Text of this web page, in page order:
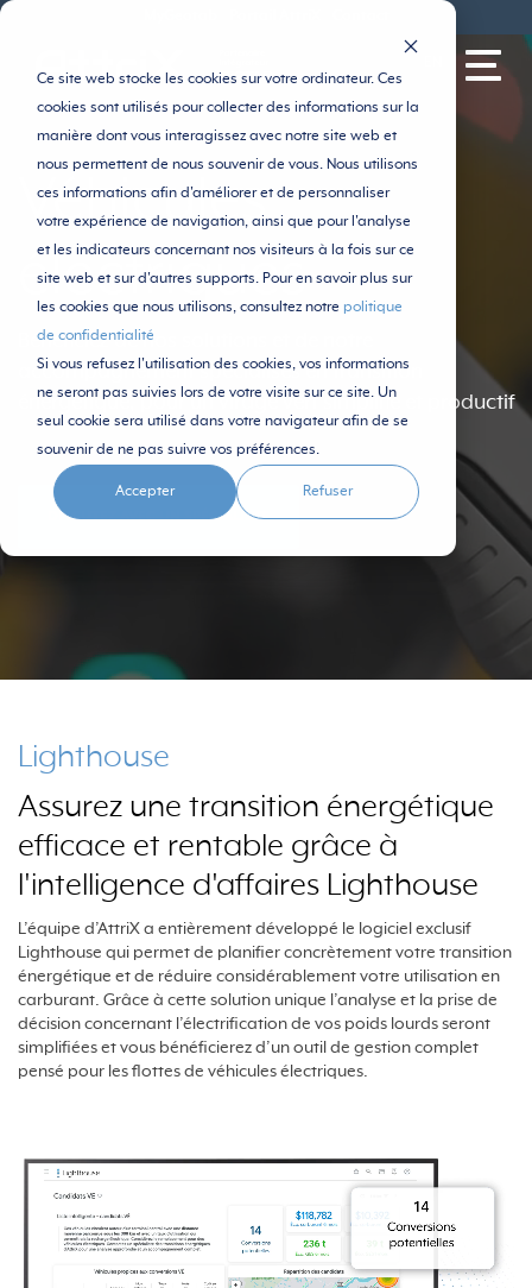
Ce site web stocke les cookies sur votre ordinateur. Ces
cookies sont utilisés pour collecter des informations sur la
manière dont vous interagissez avec notre site web et
nous permettent de nous souvenir de vous. Nous utilisons
ces informations afin d'améliorer et de personnaliser
votre expérience de navigation, ainsi que pour l'analyse
et les indicateurs concernant nos visiteurs à la fois sur ce
site web et sur d'autres supports. Pour en savoir plus sur
les cookies que nous utilisons, consultez notre politique
de confidentialité
Si vous refusez l'utilisation des cookies, vos informations
ne seront pas suivies lors de votre visite sur ce site. Un
seul cookie sera utilisé dans votre navigateur afin de se
souvenir de ne pas suivre vos préférences.
Accepter Refuser
Véhicules
électriques
Bénéficiez de nos solutions et de notre
accompagnement spécialisés en transition
énergétique, pour un virage vert simplifié et productif
DISCUTEZ AVEC UN SPÉCIALISTE
Lighthouse
Assurez une transition énergétique
efficace et rentable grâce à
l'intelligence d'affaires Lighthouse
L’équipe d’AttriX a entièrement développé le logiciel exclusif
Lighthouse qui permet de planifier concrètement votre transition
énergétique et de réduire considérablement votre utilisation en
carburant. Grâce à cette solution unique l’analyse et la prise de
décision concernant l’électrification de vos poids lourds seront
simplifiées et vous bénéficierez d’un outil de gestion complet
pensé pour les flottes de véhicules électriques.